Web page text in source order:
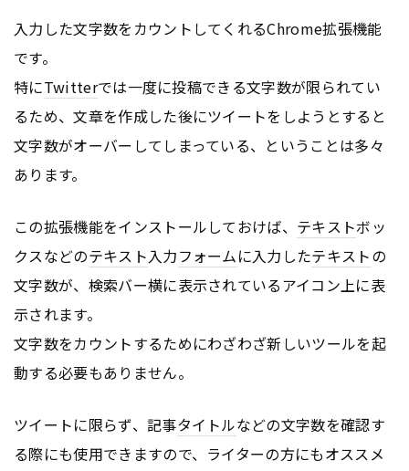
入力した文字数をカウントしてくれるChrome拡張機能
です。
特にTwitterでは一度に投稿できる文字数が限られてい
るため、文章を作成した後にツイートをしようとすると
文字数がオーバーしてしまっている、ということは多々
あります。
この拡張機能をインストールしておけば、 テキストボッ
クスなどのテキスト入力フォームに入力したテキストの
文字数が、検索バー横に表示されているアイコン上に表
示されます。
文字数をカウントするためにわざわざ新しいツールを起
動する必要もありません。
ツイートに限らず、記事タイトルなどの文字数を確認す
る際にも使用できますので、ライターの方にもオススメ